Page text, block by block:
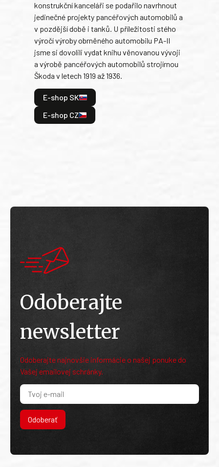
konstrukční kanceláři se podařilo navrhnout
jedinečné projekty pancéřových automobilů a
v pozdější době i tanků. U příležitosti stého
výročí výroby obrněného automobilu PA-II
jsme si dovolili vydat knihu věnovanou vývoji
a výrobě pancéřových automobilů strojírnou
Škoda v letech 1919 až 1936.
E-shop SK
E-shop CZ
Odoberajte
newsletter
Odoberajte najnovšie informácie o našej ponuke do
Vašej emailovej schránky.
Odoberať